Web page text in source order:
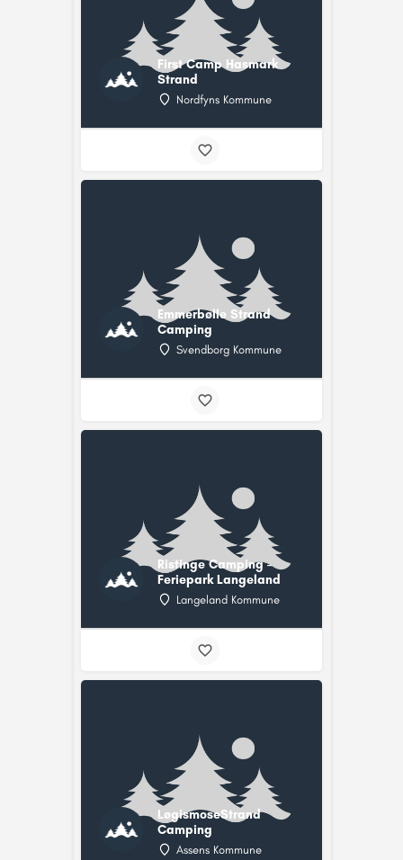
First Camp Hasmark
Strand
Nordfyns Kommune
Emmerbølle Strand
Camping
Svendborg Kommune
Ristinge Camping –
Feriepark Langeland
Langeland Kommune
LøgismoseStrand
Camping
Assens Kommune